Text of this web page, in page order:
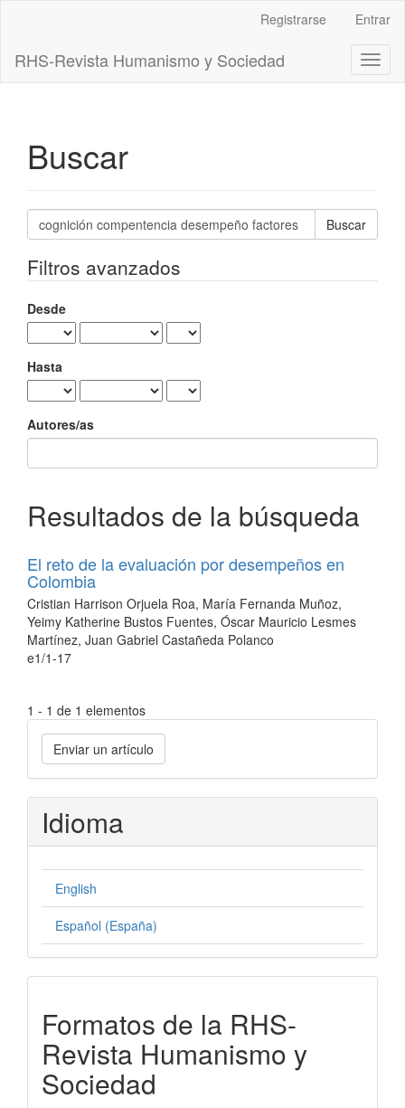
principal
Barra
Registrarse Entrar
RHS-Revista Humanismo y Sociedad
Buscar
Buscar
artículos
Filtros avanzados
Desde
Hasta
Autores/as
Resultados de la búsqueda
El reto de la evaluación por desempeños en
Colombia
Cristian Harrison Orjuela Roa, María Fernanda Muñoz,
Yeimy Katherine Bustos Fuentes, Óscar Mauricio Lesmes
Martínez, Juan Gabriel Castañeda Polanco
e1/1-17
1 - 1 de 1 elementos
Enviar
un
artículo
Enviar un artículo
Idioma
English
Español (España)
rhs
Formatos de la RHS-
Revista Humanismo y
Sociedad